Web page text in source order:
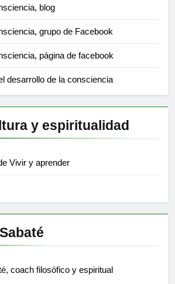
blog
grupo de Facebook
página de facebook
desarrollo de la consciencia
y espiritualidad
Vivir y aprender
coach filosófico y espiritual